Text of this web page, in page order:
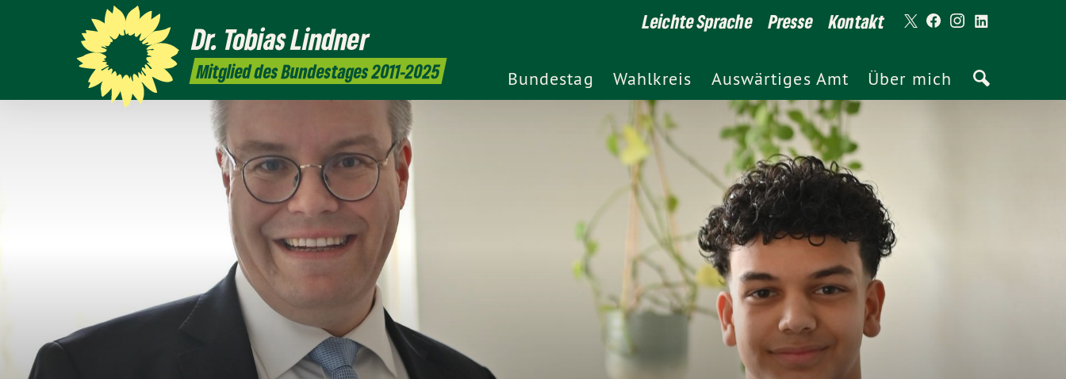
Dr. TobiasLindner
Mitglied des Bundestages 2011-2025
Leichte Sprache Presse Kontakt
Bundestag Wahlkreis Auswärtiges Amt Über mich